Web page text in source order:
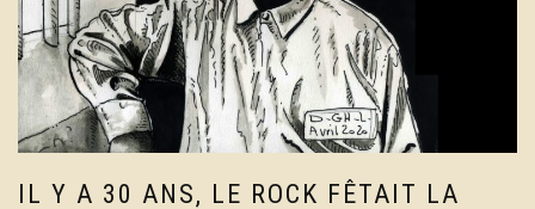
IL Y A 30 ANS, LE ROCK FÊTAIT LA